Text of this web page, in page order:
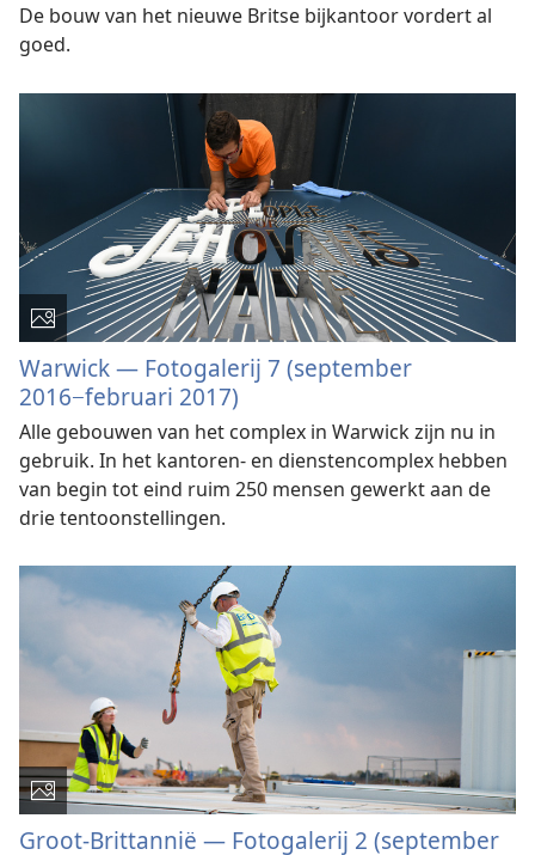
De bouw van het nieuwe Britse bijkantoor vordert al
goed.
Warwick — Fotogalerij 7 (september
2016−februari 2017)
Alle gebouwen van het complex in Warwick zijn nu in
gebruik. In het kantoren- en dienstencomplex hebben
van begin tot eind ruim 250 mensen gewerkt aan de
drie tentoonstellingen.
Groot-Brittannië — Fotogalerij 2 (september